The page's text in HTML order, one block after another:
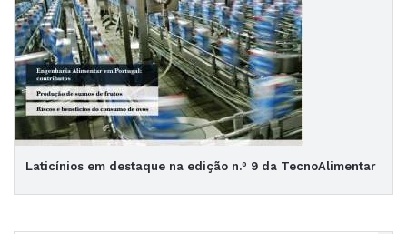
Laticínios em destaque na edição n.º 9 da TecnoAlimentar